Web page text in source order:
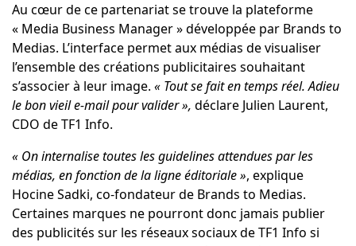
Au cœur de ce partenariat se trouve la plateforme
« Media Business Manager » développée par Brands to
Medias. L’interface permet aux médias de visualiser
l’ensemble des créations publicitaires souhaitant
s’associer à leur image. « Tout se fait en temps réel. Adieu
le bon vieil e-mail pour valider », déclare Julien Laurent,
CDO de TF1 Info.
« On internalise toutes les guidelines attendues par les
médias, en fonction de la ligne éditoriale », explique
Hocine Sadki, co-fondateur de Brands to Medias.
Certaines marques ne pourront donc jamais publier
des publicités sur les réseaux sociaux de TF1 Info si